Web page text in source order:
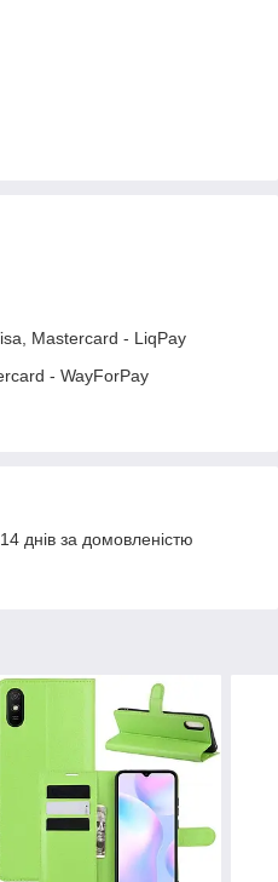
Mastercard - LiqPay
- WayForPay
днів за домовленістю